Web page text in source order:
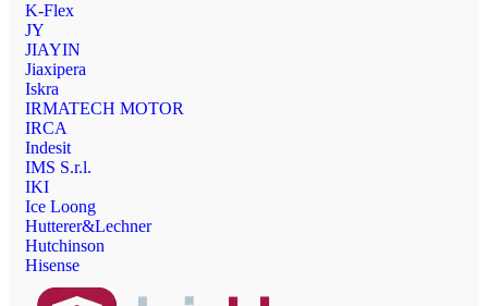
K-Flex
JY
JIAYIN
Jiaxipera
Iskra
IRMATECH MOTOR
IRCA
Indesit
IMS S.r.l.
IKI
Ice Loong
Hutterer&Lechner
Hutchinson
Hisense